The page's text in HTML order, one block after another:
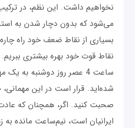
نخواهیم داشت. این نظم، در
می‌شود که بدون دچار شدن به
بسیاری از نقاط ضعف خود راه
نقاط قوت خود بهره بیشتری
ساعت 4 عصر روز دوشنبه به
شده‌اید. قرار است در این
صحبت کنید. اگر، همچنان که
ایرانیان است، نیم‌ساعت مانده به